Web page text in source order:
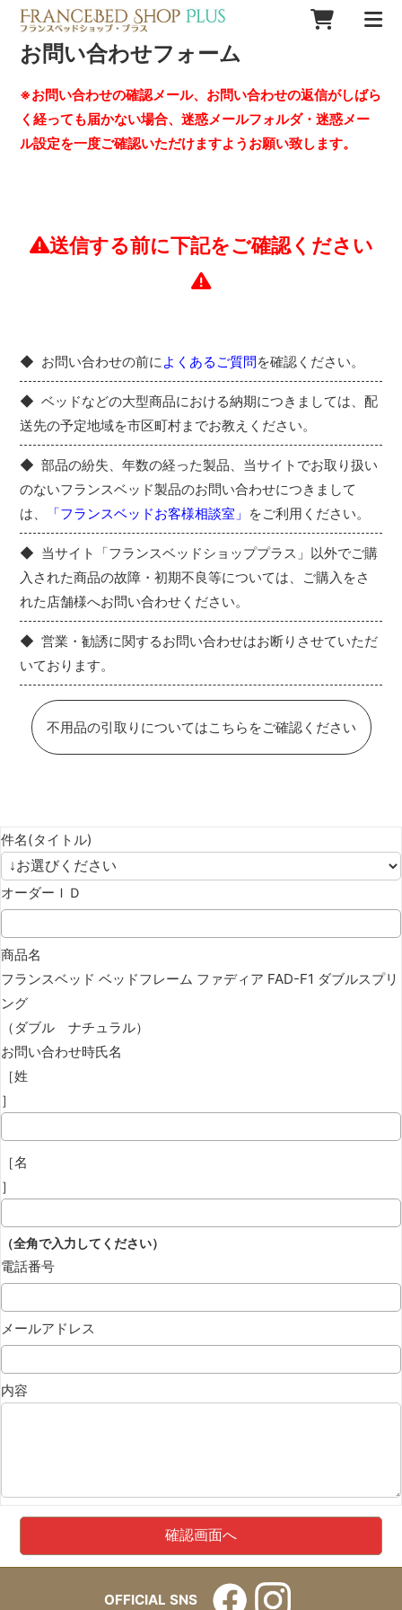
お問い合わせフォーム
※お問い合わせの確認メール、お問い合わせの返信がしばら
く経っても届かない場合、迷惑メールフォルダ・迷惑メー
ル設定を一度ご確認いただけますようお願い致します。
送信する前に下記をご確認ください
お問い合わせの前に よくあるご質問を確認ください。
ベッドなどの大型商品における納期につきましては、配
送先の予定地域を市区町村までお教えください。
部品の紛失、年数の経った製品、当サイトでお取り扱い
のないフランスベッド製品のお問い合わせにつきまして
は、
「フランスベッドお客様相談室」 をご利用ください。
当サイト「フランスベッドショッププラス」以外でご購
入された商品の故障・初期不良等については、ご購入をさ
れた店舗様へお問い合わせください。
営業・勧誘に関するお問い合わせはお断りさせていただ
いております。
不用品の引取りについてはこちらをご確認ください
件名(タイトル)
オーダーＩＤ
商品名
フランスベッド ベッドフレーム ファディア FAD-F1 ダブルスプリ
ング
（ダブル ナチュラル）
お問い合わせ時氏名
［姓
］
［名
］
（全角で入力してください）
電話番号
メールアドレス
内容
OFFICIAL SNS